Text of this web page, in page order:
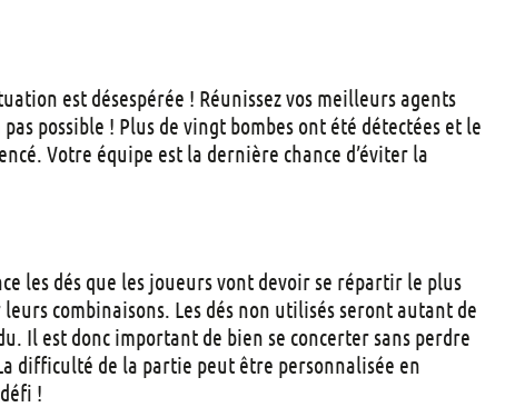
i
t
s
est désespérée ! Réunissez vos meilleurs agents
possible ! Plus de vingt bombes ont été détectées et le
Votre équipe est la dernière chance d’éviter la
les dés que les joueurs vont devoir se répartir le plus
combinaisons. Les dés non utilisés seront autant de
Il est donc important de bien se concerter sans perdre
difficulté de la partie peut être personnalisée en
!